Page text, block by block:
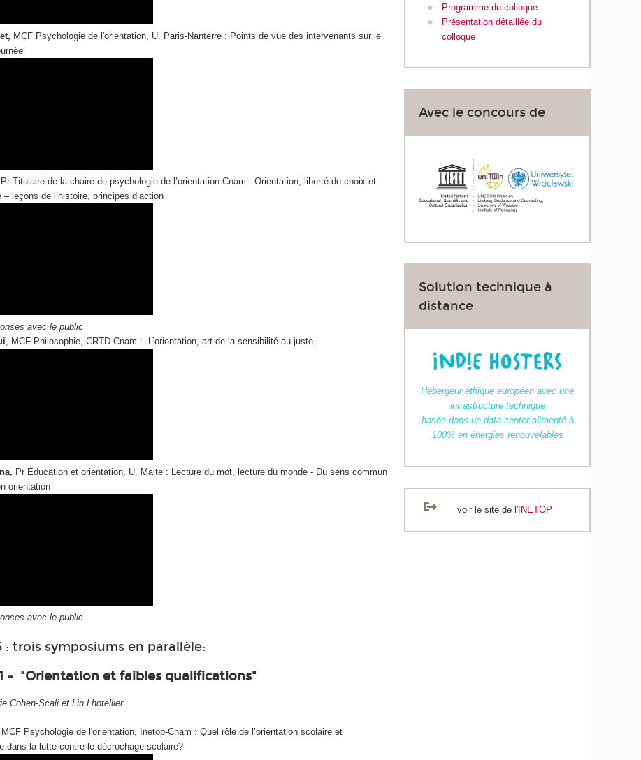
MCF Psychologie de l'orientation, U. Paris-Nanterre : Points de vue des intervenants sur le
Pr Titulaire de la chaire de psychologie de l’orientation-Cnam : Orientation, liberté de choix et
leçons de l’histoire, principes d’action
avec le public
, MCF Philosophie, CRTD-Cnam : L’orientation, art de la sensibilité au juste
Pr Éducation et orientation, U. Malte : Lecture du mot, lecture du monde - Du sens commun
orientation
avec le public
: trois symposiums en parallèle:
- "Orientation et faibles qualifications"
Cohen-Scali et Lin Lhotellier
Psychologie de l'orientation, Inetop-Cnam : Quel rôle de l’orientation scolaire et
dans la lutte contre le décrochage scolaire?
Programme du colloque
Présentation détaillée du
colloque
Avec le concours de
Solution technique à
distance
Hébergeur éthique européen avec une
infrastructure technique
basée dans un data center alimenté à
100% en énergies renouvelables
voir le site de l'INETOP